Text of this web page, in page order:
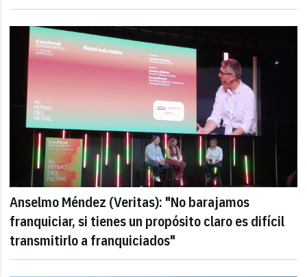
Anselmo Méndez (Veritas): "No barajamos
franquiciar, si tienes un propósito claro es difícil
transmitirlo a franquiciados"